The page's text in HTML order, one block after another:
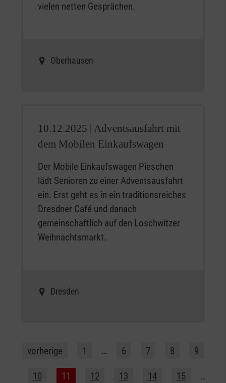
vielen netten Gesprächen.
Oberhausen
10.12.2025 | Adventsausfahrt mit
dem Mobilen Einkaufswagen
Der Mobile Einkaufswagen Pieschen
lädt Senioren zu einer Adventsausfahrt
ein. Erst geht es in ein traditionsreiches
Dresdner Café und danach
gemeinschaftlich auf den Loschwitzer
Weihnachtsmarkt.
Dresden
vorherige 1 … 6 7 8 9
10 11 12 13 14 15 …